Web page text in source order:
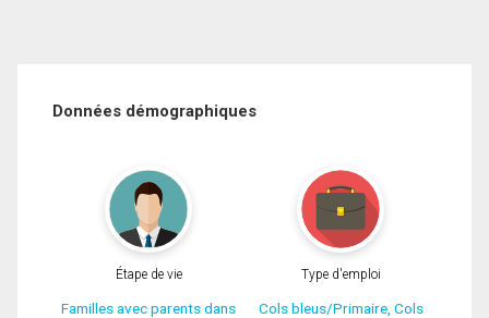
Données démographiques
Étape de vie
Familles avec parents dans
Type d'emploi
Cols bleus/Primaire, Cols